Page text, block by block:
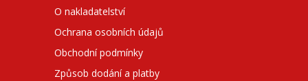
O nakladatelství
Ochrana osobních údajů
Obchodní podmínky
Způsob dodání a platby